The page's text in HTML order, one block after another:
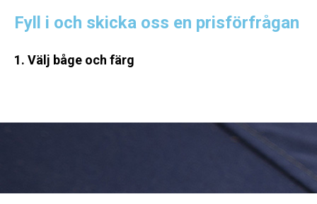
Fyll i och skicka oss en prisförfrågan
1. Välj båge och färg